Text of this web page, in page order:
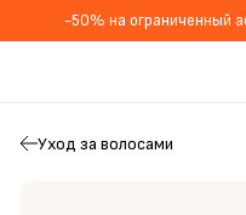
-50% на ограниченный
Уход за волосами